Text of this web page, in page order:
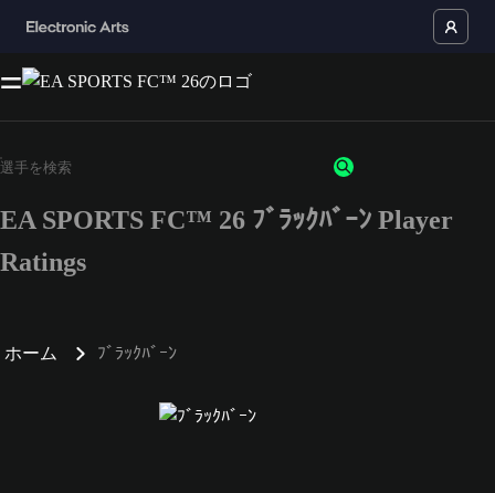
EA SPORTS FC™ 26 ﾌﾞﾗｯｸﾊﾞｰﾝ Player
Ratings
ホーム ﾌﾞﾗｯｸﾊﾞｰﾝ